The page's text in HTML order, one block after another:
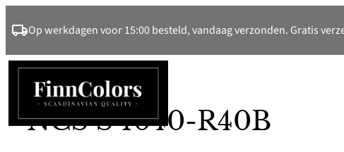
naar
de
inhoud
Op werkdagen voor 15:00 besteld, vandaag verzonden. Gratis
NCS S 1040-R40B